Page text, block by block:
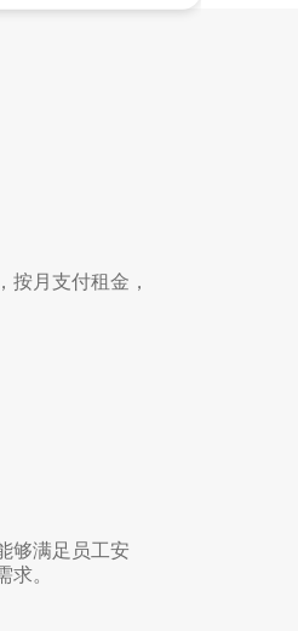
按月支付租金，
够满足员工安
。